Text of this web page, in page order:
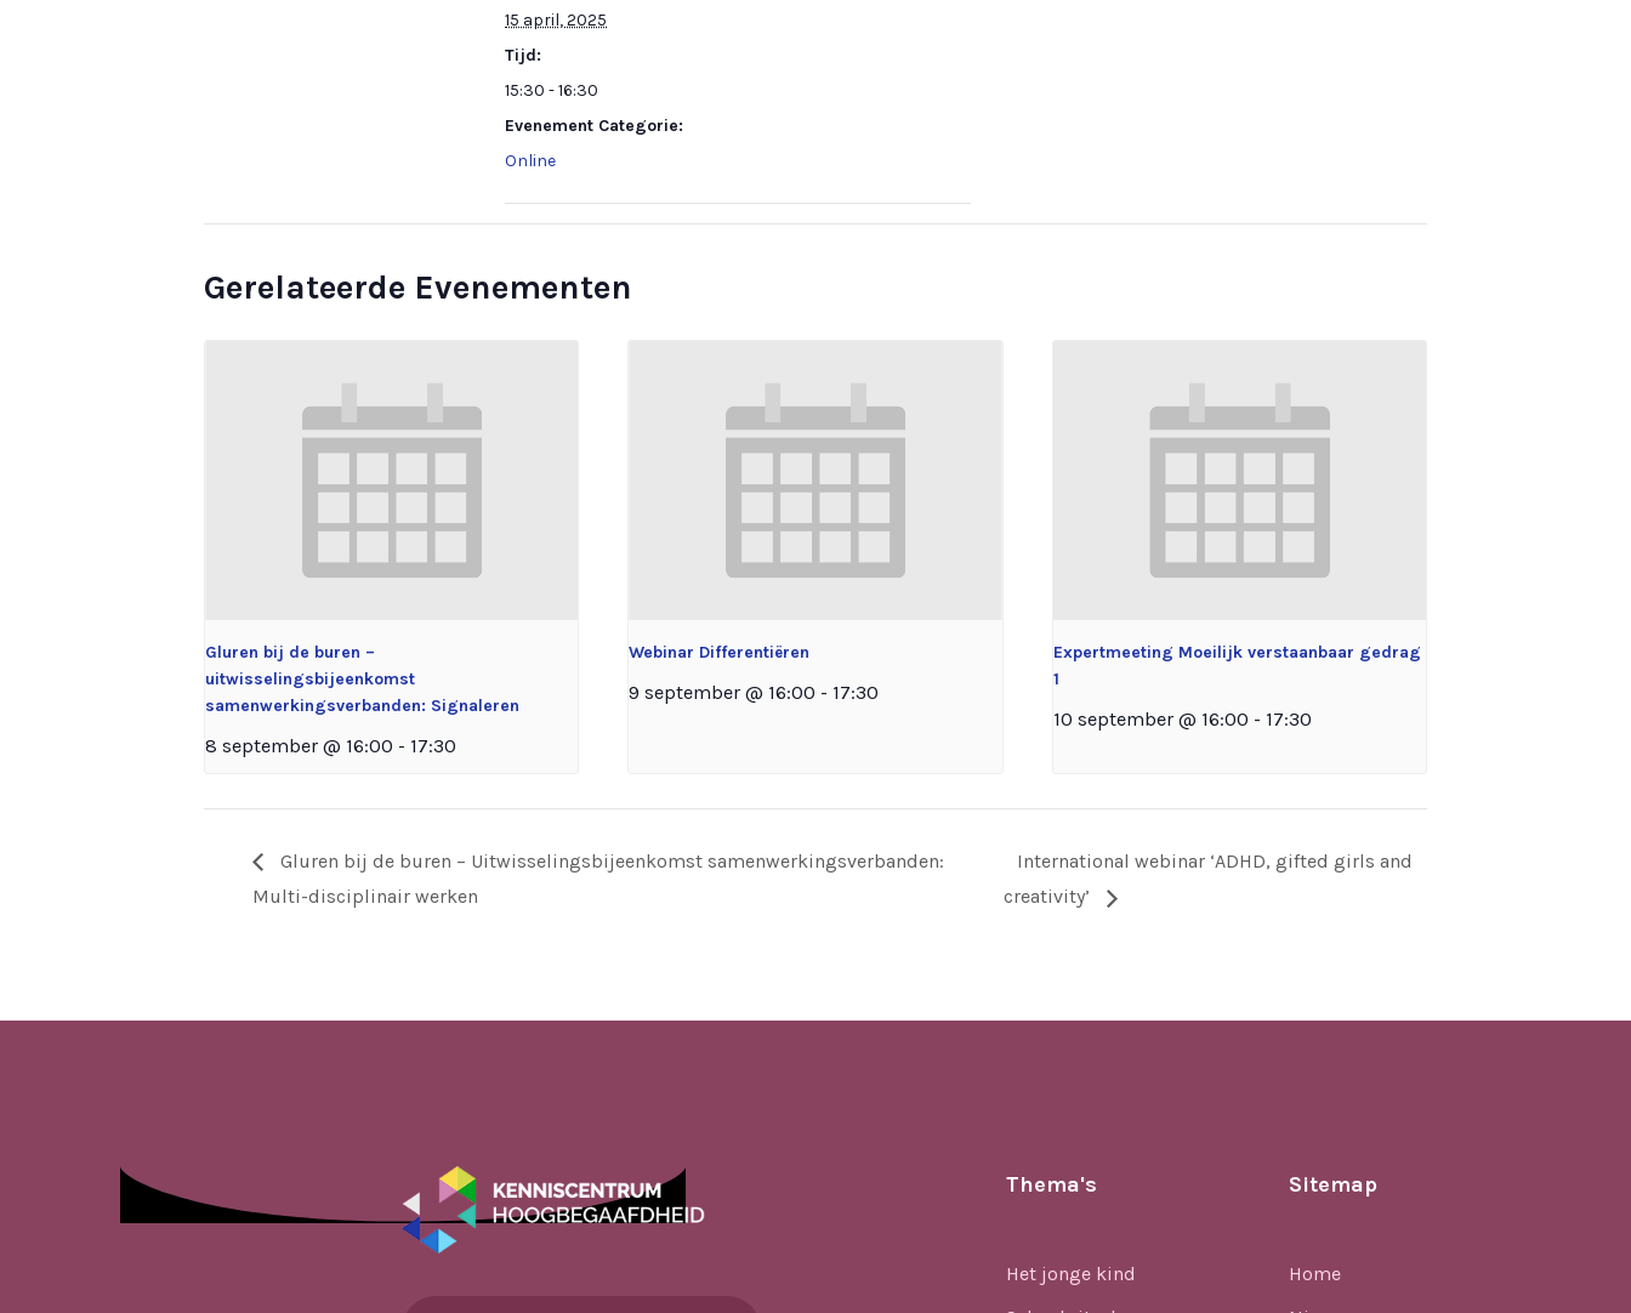
15 april, 2025
Tijd:
15:30 - 16:30
Evenement Categorie:
Online
Gerelateerde Evenementen
Gluren bij de buren –
uitwisselingsbijeenkomst
samenwerkingsverbanden: Signaleren
8 september @ 16:00 - 17:30
Webinar Differentiëren
9 september @ 16:00 - 17:30
Expertmeeting Moeilijk verstaanbaar gedrag
1
10 september @ 16:00 - 17:30
Gluren bij de buren – Uitwisselingsbijeenkomst samenwerkingsverbanden:
Multi-disciplinair werken
International webinar ‘ADHD, gifted girls and
creativity’
Thema's
Het jonge kind
Sitemap
Home